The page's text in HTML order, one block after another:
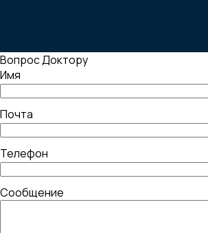
Вопрос Доктору
Имя
Почта
Телефон
Сообщение